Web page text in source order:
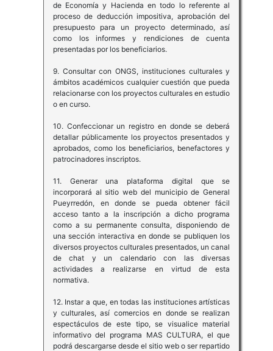
de Economía y Hacienda en todo lo referente al
proceso de deducción impositiva, aprobación del
presupuesto para un proyecto determinado, así
como los informes y rendiciones de cuenta
presentadas por los beneficiarios.
9. Consultar con ONGS, instituciones culturales y
ámbitos académicos cualquier cuestión que pueda
relacionarse con los proyectos culturales en estudio
o en curso.
10. Confeccionar un registro en donde se deberá
detallar públicamente los proyectos presentados y
aprobados, como los beneficiarios, benefactores y
patrocinadores inscriptos.
11. Generar una plataforma digital que se
incorporará al sitio web del municipio de General
Pueyrredón, en donde se pueda obtener fácil
acceso tanto a la inscripción a dicho programa
como a su permanente consulta, disponiendo de
una sección interactiva en donde se publiquen los
diversos proyectos culturales presentados, un canal
de chat y un calendario con las diversas
actividades a realizarse en virtud de esta
normativa.
12. Instar a que, en todas las instituciones artísticas
y culturales, así comercios en donde se realizan
espectáculos de este tipo, se visualice material
informativo del programa MAS CULTURA, el que
podrá descargarse desde el sitio web o ser repartido